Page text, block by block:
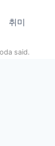
취미
said.